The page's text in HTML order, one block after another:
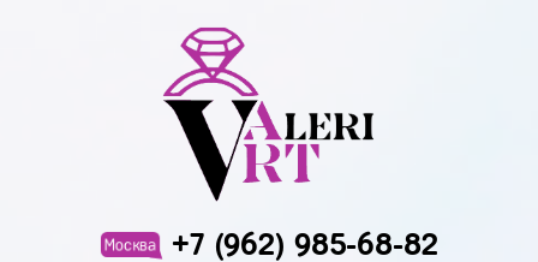
Москва +7 (962) 985-68-82